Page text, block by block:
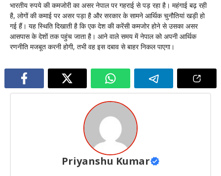
भारतीय रुपये की कमजोरी का असर नेपाल पर गहराई से पड़ रहा है। महंगाई बढ़ रही
है, लोगों की कमाई पर असर पड़ा है और सरकार के सामने आर्थिक चुनौतियां खड़ी हो
गई हैं। यह स्थिति दिखाती है कि एक देश की करेंसी कमजोर होने से उसका असर
आसपास के देशों तक पहुंच जाता है। आने वाले समय में नेपाल को अपनी आर्थिक
रणनीति मजबूत करनी होगी, तभी वह इस दबाव से बाहर निकल पाएगा।
Priyanshu Kumar